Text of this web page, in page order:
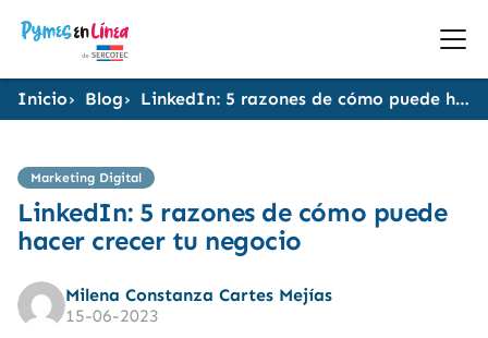
Inicio Blog LinkedIn: 5 razones de cómo puede hacer crecer tu negocio
Marketing Digital
LinkedIn: 5 razones de cómo puede
hacer crecer tu negocio
Milena Constanza Cartes Mejías
15-06-2023